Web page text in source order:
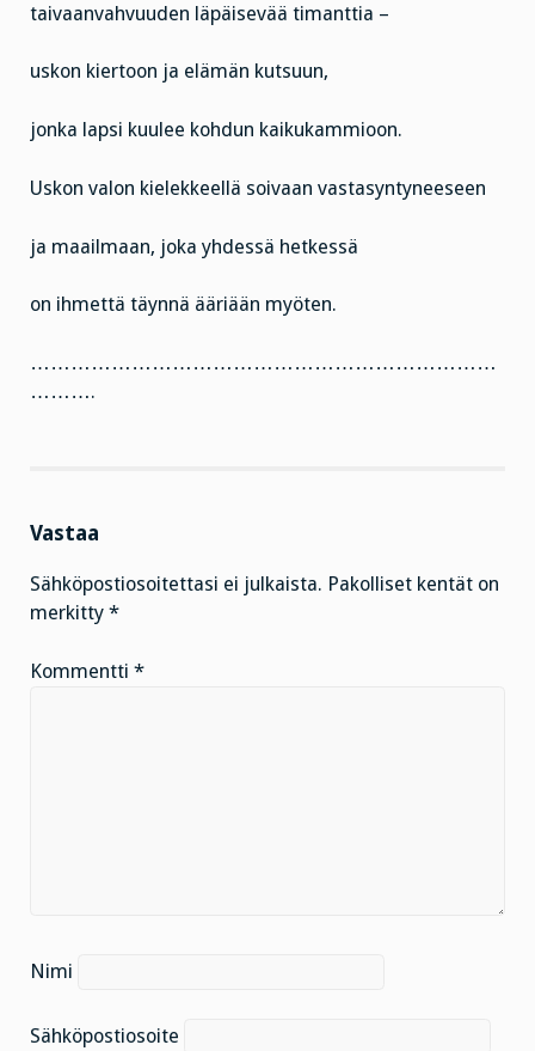
taivaanvahvuuden läpäisevää timanttia –
uskon kiertoon ja elämän kutsuun,
jonka lapsi kuulee kohdun kaikukammioon.
Uskon valon kielekkeellä soivaan vastasyntyneeseen
ja maailmaan, joka yhdessä hetkessä
on ihmettä täynnä ääriään myöten.
……………………………………………………………
……….
Vastaa
Sähköpostiosoitettasi ei julkaista. Pakolliset kentät on
merkitty *
Kommentti *
Nimi
Sähköpostiosoite